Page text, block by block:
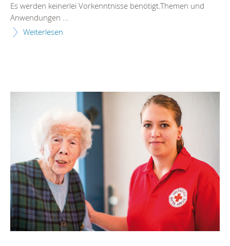
Es werden keinerlei Vorkenntnisse benötigt.Themen und
Anwendungen ...
Weiterlesen